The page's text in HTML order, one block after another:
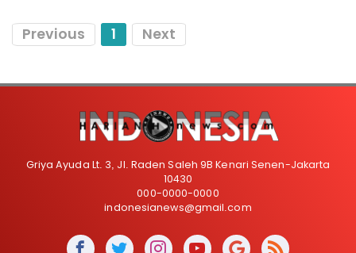
Previous 1 Next
Griya Ayuda Lt. 3, Jl. Raden Saleh 9B Kenari Senen-Jakarta
10430
000-0000-0000
indonesianews@gmail.com